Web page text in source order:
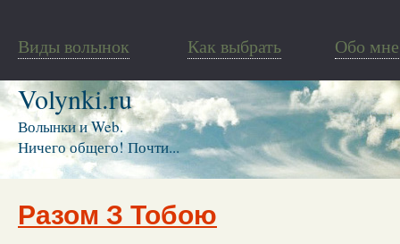
Виды волынок Как выбрать Обо мне
Volynki.ru
Волынки и Web.
Ничего общего! Почти...
Разом З Тобою